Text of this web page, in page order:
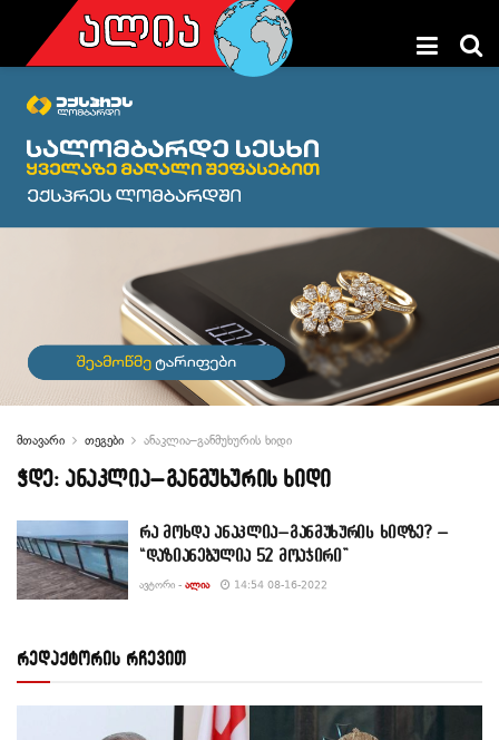
მთავარი თეგები ანაკლია–განმუხურის ხიდი
ჭდე: ანაკლია–განმუხურის ხიდი
რა მოხდა ანაკლია–განმუხურის ხიდზე? –
“დაზიანებულია 52 მოაჯირი”
ᲐᲕᲢᲝᲠᲘ - ᲐᲚᲘᲐ 14:54 08-16-2022
რედაქტორის რჩევით